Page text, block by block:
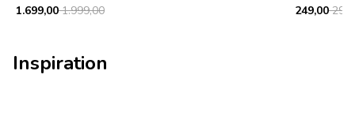
1.999,00
1.699,00 249,00
Inspiration